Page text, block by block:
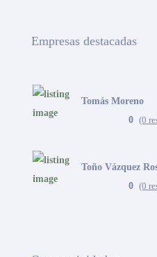
Empresas destacadas
Tomás Moreno
0 (0
0 (0